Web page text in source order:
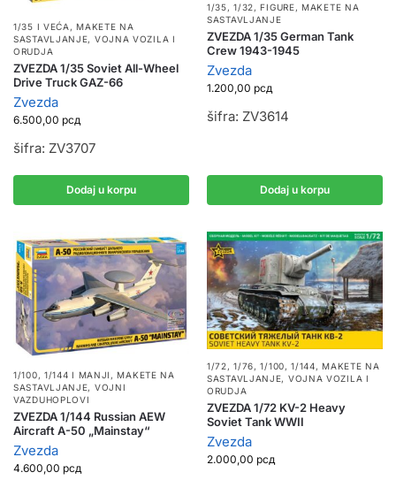
1/35 I VEĆA ,MAKETE NA
SASTAVLJANJE, VOJNA VOZILA I
ORUDJA
ZVEZDA 1/35 Soviet All-Wheel
Drive Truck GAZ-66
Zvezda
6.500,00 рсд
šifra: ZV3707
Dodaj u korpu
1/35, 1/32,FIGURE,MAKETE NA
SASTAVLJANJE
ZVEZDA 1/35 German Tank
Crew 1943-1945
Zvezda
1.200,00 рсд
šifra: ZV3614
Dodaj u korpu
1/100, 1/144 I MANJI ,MAKETE NA
SASTAVLJANJE, VOJNI
VAZDUHOPLOVI
ZVEZDA 1/144 Russian AEW
Aircraft A-50 „Mainstay“
Zvezda
4.600,00 рсд
1/72, 1/76, 1/100, 1/144, MAKETE NA
SASTAVLJANJE, VOJNA VOZILA I
ORUDJA
ZVEZDA 1/72 KV-2 Heavy
Soviet Tank WWII
Zvezda
2.000,00 рсд